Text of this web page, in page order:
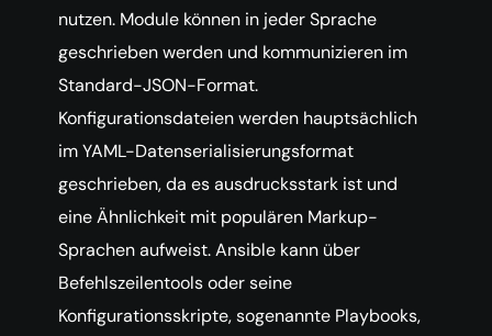
nutzen. Module können in jeder Sprache
geschrieben werden und kommunizieren im
Standard-JSON-Format.
Konfigurationsdateien werden hauptsächlich
im YAML-Datenserialisierungsformat
geschrieben, da es ausdrucksstark ist und
eine Ähnlichkeit mit populären Markup-
Sprachen aufweist. Ansible kann über
Befehlszeilentools oder seine
Konfigurationsskripte, sogenannte Playbooks,